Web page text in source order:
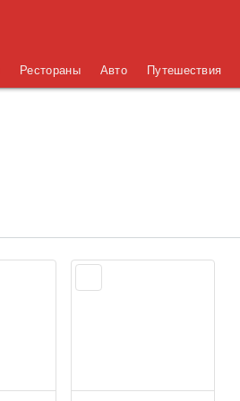
Рестораны Авто Путешествия